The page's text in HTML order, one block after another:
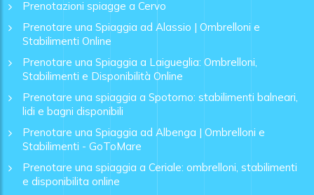
Prenotazioni spiagge a Cervo
Prenotare una Spiaggia ad Alassio | Ombrelloni e
Stabilimenti Online
Prenotare una Spiaggia a Laigueglia: Ombrelloni,
Stabilimenti e Disponibilità Online
Prenotare una spiaggia a Spotorno: stabilimenti balneari,
lidi e bagni disponibili
Prenotare una Spiaggia ad Albenga | Ombrelloni e
Stabilimenti - GoToMare
Prenotare una spiaggia a Ceriale: ombrelloni, stabilimenti
e disponibilita online